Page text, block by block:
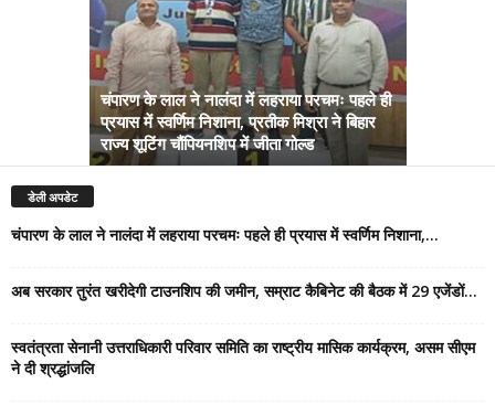
चंपारण के लाल ने नालंदा में लहराया परचमः पहले ही
प्रयास में स्वर्णिम निशाना, प्रतीक मिश्रा ने बिहार
राज्य शूटिंग चौंपियनशिप में जीता गोल्ड
डेली अपडेट
चंपारण के लाल ने नालंदा में लहराया परचमः पहले ही प्रयास में स्वर्णिम निशाना,...
अब सरकार तुरंत खरीदेगी टाउनशिप की जमीन, सम्राट कैबिनेट की बैठक में 29 एजेंडों...
स्वतंत्रता सेनानी उत्तराधिकारी परिवार समिति का राष्ट्रीय मासिक कार्यक्रम, असम सीएम
ने दी श्रद्धांजलि